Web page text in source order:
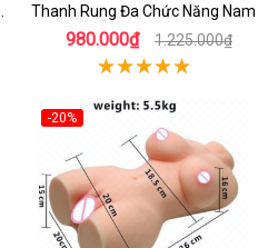
Thanh Rung Đa Chức Năng Nam
980.000₫ 1.225.000₫
-20%